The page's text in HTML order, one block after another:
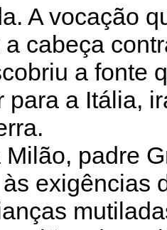
A vocação
cabeça
a fonte
para a Itália,
padre
exigências